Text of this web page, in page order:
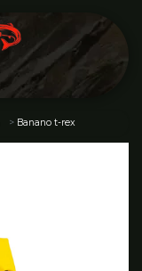
Banano t-rex